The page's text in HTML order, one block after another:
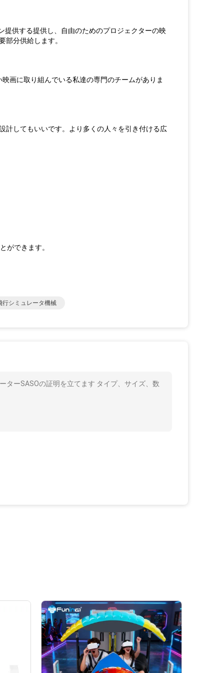
供する提供し、自由のためのプロジェクターの映
部分供給します。
画に取り組んでいる私達の専門のチームがありま
計してもいいです。より多くの人々を引き付ける広
ができます。
行シミュレータ機械
ターSASOの証明を立てます タイプ、サイズ、数